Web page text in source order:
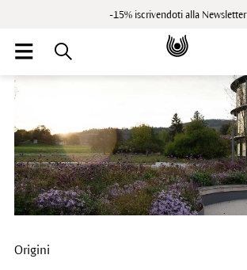
-15% iscrivendoti alla Newsletter
Origini